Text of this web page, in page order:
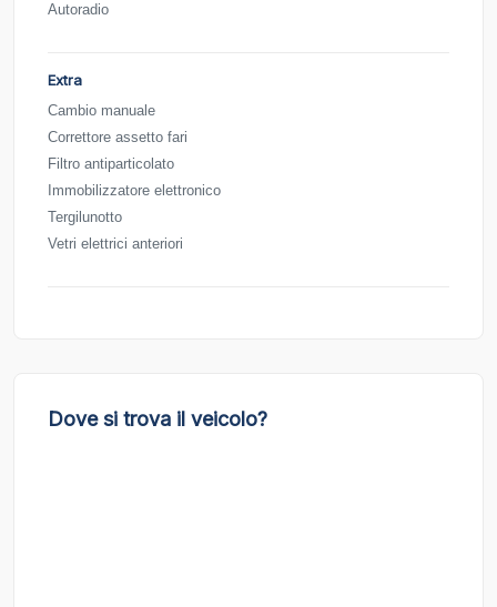
Autoradio
Extra
Cambio manuale
Correttore assetto fari
Filtro antiparticolato
Immobilizzatore elettronico
Tergilunotto
Vetri elettrici anteriori
Dove si trova il veicolo?